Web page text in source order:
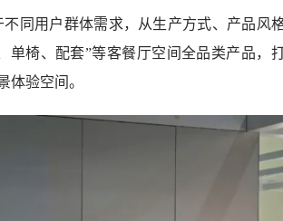
同用户群体需求，从生产方式、产品风
单椅、配套”等客餐厅空间全品类产品，
体验空间。